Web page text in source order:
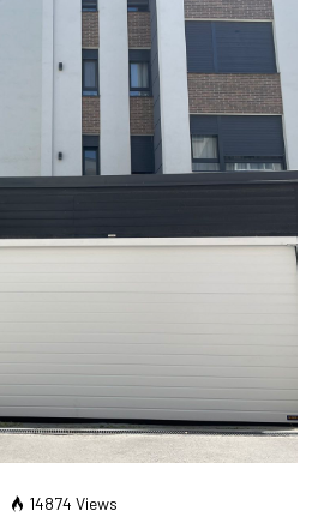
14874 Views